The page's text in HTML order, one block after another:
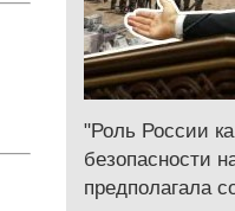
"Роль России
безопасности
предполагала